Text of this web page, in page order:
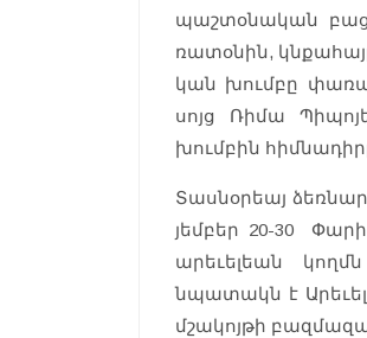
պաշտօնական
ռատօ­նին,
կան խումբը
սոյց Ռի­մա
խումբին
Տաս­նօ­րեայ
յեմ­բե­ր 20-30
արե­ւելեան
նպատակն է
մշա­կոյ­թի